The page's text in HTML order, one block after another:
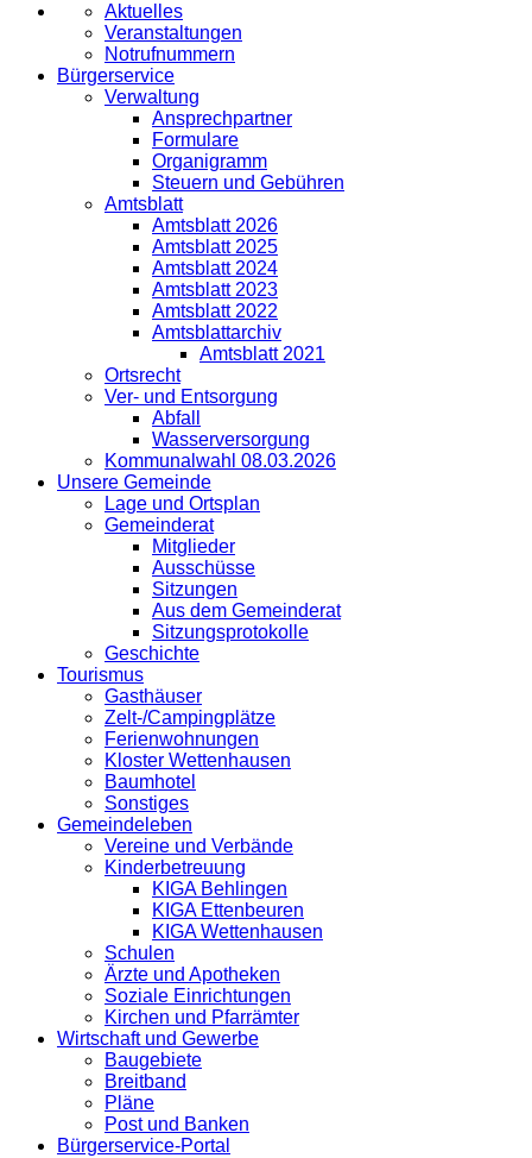
Aktuelles
Veranstaltungen
Notrufnummern
Bürgerservice
Verwaltung
Ansprechpartner
Formulare
Organigramm
Steuern und Gebühren
Amtsblatt
Amtsblatt 2026
Amtsblatt 2025
Amtsblatt 2024
Amtsblatt 2023
Amtsblatt 2022
Amtsblattarchiv
Amtsblatt 2021
Ortsrecht
Ver- und Entsorgung
Abfall
Wasserversorgung
Kommunalwahl 08.03.2026
Unsere Gemeinde
Lage und Ortsplan
Gemeinderat
Mitglieder
Ausschüsse
Sitzungen
Aus dem Gemeinderat
Sitzungsprotokolle
Geschichte
Tourismus
Gasthäuser
Zelt-/Campingplätze
Ferienwohnungen
Kloster Wettenhausen
Baumhotel
Sonstiges
Gemeindeleben
Vereine und Verbände
Kinderbetreuung
KIGA Behlingen
KIGA Ettenbeuren
KIGA Wettenhausen
Schulen
Ärzte und Apotheken
Soziale Einrichtungen
Kirchen und Pfarrämter
Wirtschaft und Gewerbe
Baugebiete
Breitband
Pläne
Post und Banken
Bürgerservice-Portal